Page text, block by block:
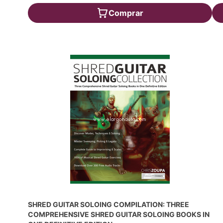
Comprar
SHRED GUITAR SOLOING COMPILATION: THREE
COMPREHENSIVE SHRED GUITAR SOLOING BOOKS IN